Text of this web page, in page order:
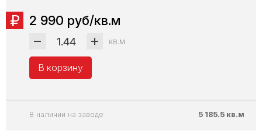
2 990 руб/кв.м
кв.м
В корзину
В наличии на заводе 5 185.5 кв.м